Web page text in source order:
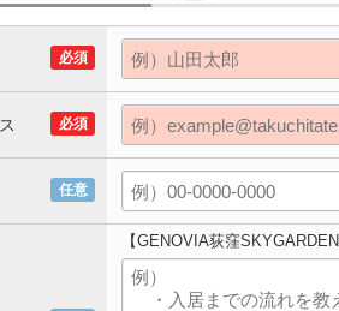
必須
必須
任意
【GENOVIA荻窪